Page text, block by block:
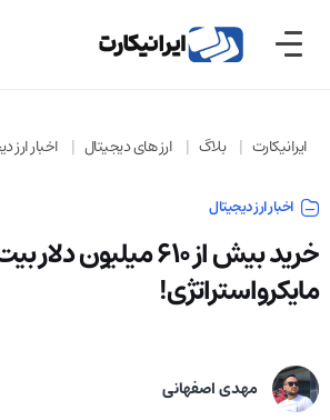
ایرانیکارت بلاگ ارز های دیجیتال اخبار ارز
اخبار ارز دیجیتال
خرید بیش از 610
مایکرواستراتژی!
مهدی اصفهانی